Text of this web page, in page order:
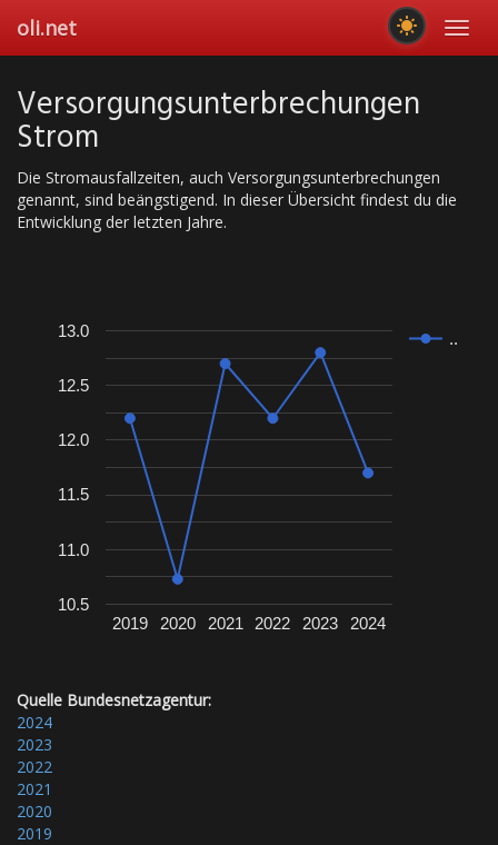
main
oli.net
Ver­sor­gungs­un­ter­bre­chun­gen
Strom
Die Stromausfallzeiten, auch Versorgungsunterbrechungen
genannt, sind beängstigend. In dieser Übersicht findest du die
Entwicklung der letzten Jahre.
..
2019 2020 2021 2022 2023 2024
10.5
11.0
11.5
12.0
12.5
13.0
Quelle Bundesnetzagentur:
2024
2023
2022
2021
2020
2019